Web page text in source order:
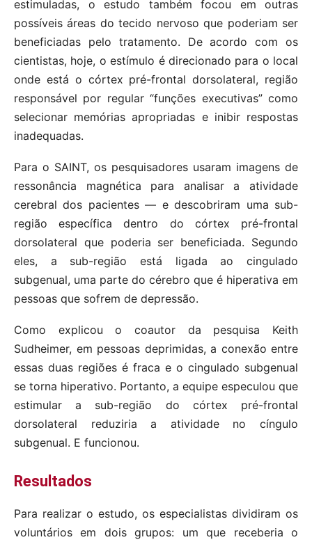
estimuladas, o estudo também focou em outras
possíveis áreas do tecido nervoso que poderiam ser
beneficiadas pelo tratamento. De acordo com os
cientistas, hoje, o estímulo é direcionado para o local
onde está o córtex pré-frontal dorsolateral, região
responsável por regular “funções executivas” como
selecionar memórias apropriadas e inibir respostas
inadequadas.
Para o SAINT, os pesquisadores usaram imagens de
ressonância magnética para analisar a atividade
cerebral dos pacientes — e descobriram uma sub-
região específica dentro do córtex pré-frontal
dorsolateral que poderia ser beneficiada. Segundo
eles, a sub-região está ligada ao cingulado
subgenual, uma parte do cérebro que é hiperativa em
pessoas que sofrem de depressão.
Como explicou o coautor da pesquisa Keith
Sudheimer, em pessoas deprimidas, a conexão entre
essas duas regiões é fraca e o cingulado subgenual
se torna hiperativo. Portanto, a equipe especulou que
estimular a sub-região do córtex pré-frontal
dorsolateral reduziria a atividade no cíngulo
subgenual. E funcionou.
Resultados
Para realizar o estudo, os especialistas dividiram os
voluntários em dois grupos: um que receberia o